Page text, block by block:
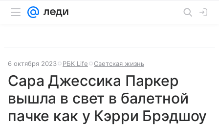
6 октября 2023 РБК Life Светская жизнь
Сара Джессика Паркер
вышла в свет в балетной
пачке как у Кэрри Брэдшоу